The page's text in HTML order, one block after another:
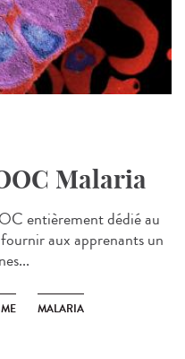
Malaria
entièrement dédié au
aux apprenants un
MALARIA